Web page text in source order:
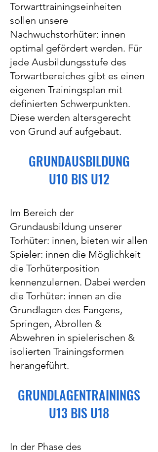
Torwarttrainingseinheiten
sollen unsere
Nachwuchstorhüter: innen
optimal gefördert werden. Für
jede Ausbildungsstufe des
Torwartbereiches gibt es einen
eigenen Trainingsplan mit
definierten Schwerpunkten.
Diese werden altersgerecht
von Grund auf aufgebaut.
GRUNDAUSBILDUNG
U10 BIS U12
Im Bereich der
Grundausbildung unserer
Torhüter: innen, bieten wir allen
Spieler: innen die Möglichkeit
die Torhüterposition
kennenzulernen. Dabei werden
die Torhüter: innen an die
Grundlagen des Fangens,
Springen, Abrollen &
Abwehren in spielerischen &
isolierten Trainingsformen
herangeführt.
GRUNDLAGENTRAININGS
U13 BIS U18
In der Phase des